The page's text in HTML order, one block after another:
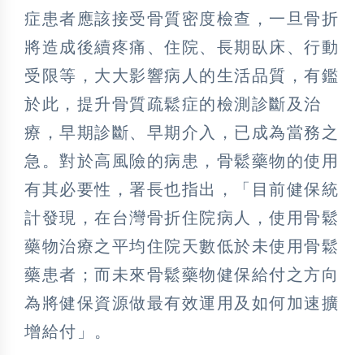
症患者應該接受骨質密度檢查，一旦骨折
將造成後續疼痛、住院、長期臥床、行動
受限等，大大影響病人的生活品質，有鑑
於此，提升骨質疏鬆症的檢測診斷及治
療，早期診斷、早期介入，已成為當務之
急。對於高風險的病患，骨鬆藥物的使用
有其必要性，署長也指出，「目前健保統
計發現，在台灣骨折住院病人，使用骨鬆
藥物治療之平均住院天數低於未使用骨鬆
藥患者；而未來骨鬆藥物健保給付之方向
為將健保資源做最有效運用及如何加速擴
增給付」。